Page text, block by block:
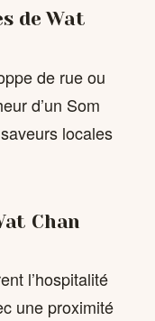
de Wat
de rue ou
d’un Som
locales
Chan
l’hospitalité
une proximité